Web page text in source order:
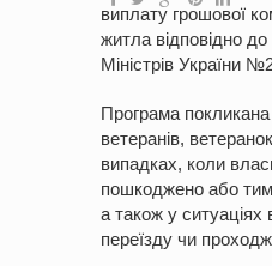
виплату грошової
житла відповідно
Міністрів України
Програма покликана
ветеранів,
випадках, коли
пошкоджено або
а також у
переїзду чи